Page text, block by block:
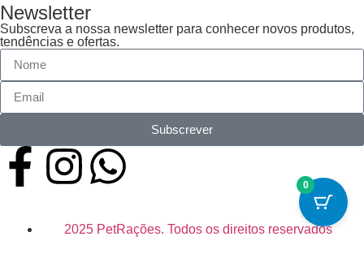
Newsletter
Subscreva a nossa newsletter para conhecer novos produtos,
tendências e ofertas.
Subscrever
2025 PetRações. Todos os direitos reservados
0